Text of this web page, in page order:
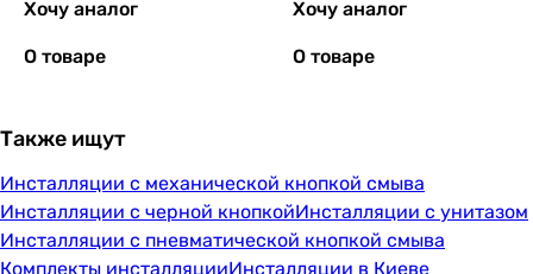
Хочу аналог
О товаре
Хочу аналог
О товаре
Также ищут
Инсталляции с механической кнопкой смыва
Инсталляции с черной кнопкойИнсталляции с унитазом
Инсталляции с пневматической кнопкой смыва
Комплекты инсталляцииИнсталляции в Киеве